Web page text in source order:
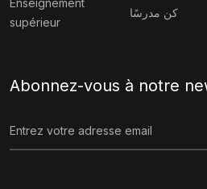
supérieur
كن مدرسًا
Abonnez-vous à notre